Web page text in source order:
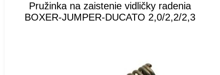
Pružinka na zaistenie vidličky radenia
BOXER-JUMPER-DUCATO 2,0/2,2/2,3